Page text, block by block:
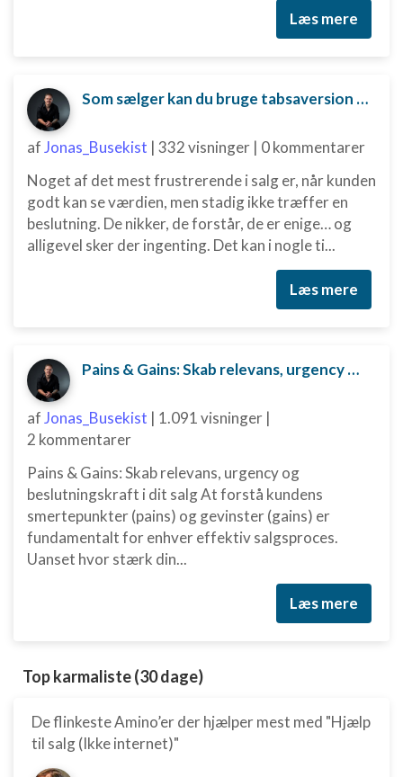
Læs mere
Som sælger kan du bruge tabsaversion til at skubbe kunden mod en beslutning.
afJonas_Busekist | 332 visninger | 0 kommentarer
Noget af det mest frustrerende i salg er, når kunden
godt kan se værdien, men stadig ikke træffer en
beslutning. De nikker, de forstår, de er enige… og
alligevel sker der ingenting. Det kan i nogle ti...
Læs mere
Pains & Gains: Skab relevans, urgency og beslutningskraft i dit salg
afJonas_Busekist | 1.091 visninger |
2 kommentarer
Pains & Gains: Skab relevans, urgency og
beslutningskraft i dit salg At forstå kundens
smertepunkter (pains) og gevinster (gains) er
fundamentalt for enhver effektiv salgsproces.
Uanset hvor stærk din...
Læs mere
Top karmaliste (30 dage)
De flinkeste Amino’er der hjælper mest med "Hjælp
til salg (Ikke internet)"